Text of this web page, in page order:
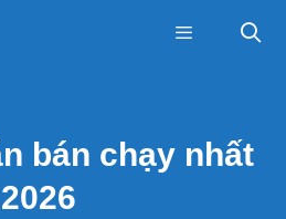
bán chạy nhất
2026